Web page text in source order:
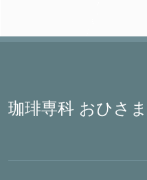
珈琲専科 おひさ